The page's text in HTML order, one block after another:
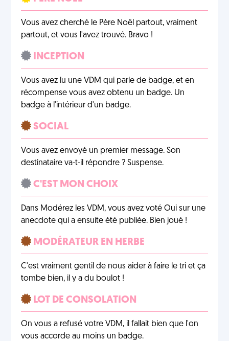
Vous avez cherché le Père Noël partout, vraiment
partout, et vous l'avez trouvé. Bravo !
INCEPTION
Vous avez lu une VDM qui parle de badge, et en
récompense vous avez obtenu un badge. Un
badge à l'intérieur d'un badge.
SOCIAL
Vous avez envoyé un premier message. Son
destinataire va-t-il répondre ? Suspense.
C'EST MON CHOIX
Dans Modérez les VDM, vous avez voté Oui sur une
anecdote qui a ensuite été publiée. Bien joué !
MODÉRATEUR EN HERBE
C'est vraiment gentil de nous aider à faire le tri et ça
tombe bien, il y a du boulot !
LOT DE CONSOLATION
On vous a refusé votre VDM, il fallait bien que l'on
vous accorde au moins un badge.